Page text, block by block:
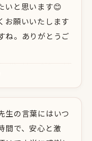
いと思います😊
お願いいたします
ね。ありがとうご
生の言葉にはいつ
間で、安心と激